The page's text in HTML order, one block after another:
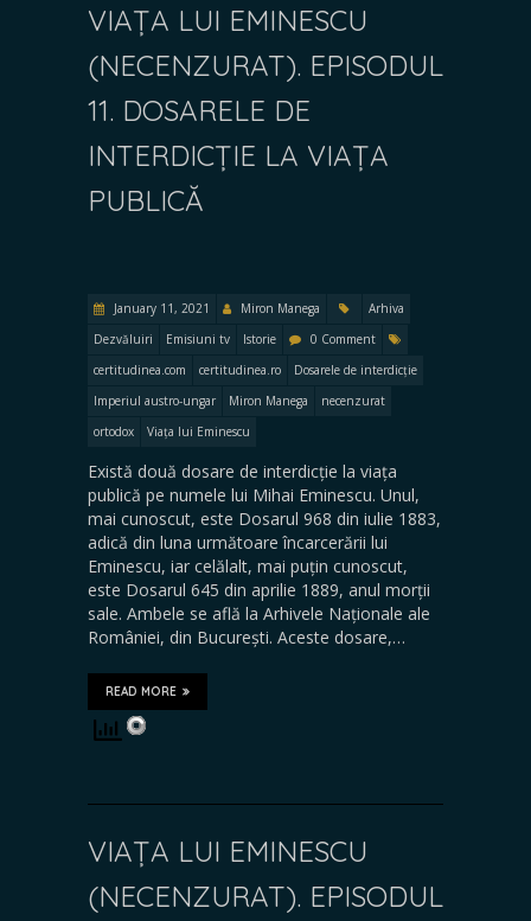
VIAȚA LUI EMINESCU
(NECENZURAT). EPISODUL
11. DOSARELE DE
INTERDICȚIE LA VIAȚA
PUBLICĂ
January 11, 2021 Miron Manega
Arhiva
Dezvăluiri
Emisiuni tv Istorie
0 Comment
certitudinea.com
certitudinea.ro
Dosarele de interdicție
Imperiul austro-ungar
Miron Manega
necenzurat
ortodox
Viața lui Eminescu
Există două dosare de interdicție la viața
publică pe numele lui Mihai Eminescu. Unul,
mai cunoscut, este Dosarul 968 din iulie 1883,
adică din luna următoare încarcerării lui
Eminescu, iar celălalt, mai puțin cunoscut,
este Dosarul 645 din aprilie 1889, anul morții
sale. Ambele se află la Arhivele Naționale ale
României, din București. Aceste dosare,…
READ MORE
VIAȚA LUI EMINESCU
(NECENZURAT). EPISODUL